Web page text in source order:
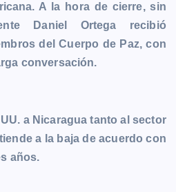
A la hora de cierre, sin
Daniel Ortega recibió
del Cuerpo de Paz, con
conversación.
a Nicaragua tanto al sector
a la baja de acuerdo con
años.